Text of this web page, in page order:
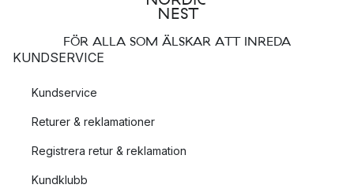
FÖR ALLA SOM ÄLSKAR ATT INREDA
KUNDSERVICE
Kundservice
Returer & reklamationer
Registrera retur & reklamation
Kundklubb